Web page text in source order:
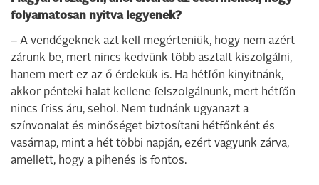
folyamatosan nyitva legyenek?
– A vendégeknek azt kell megérteniük, hogy nem azért
zárunk be, mert nincs kedvünk több asztalt kiszolgálni,
hanem mert ez az ő érdekük is. Ha hétfőn kinyitnánk,
akkor pénteki halat kellene felszolgálnunk, mert hétfőn
nincs friss áru, sehol. Nem tudnánk ugyanazt a
színvonalat és minőséget biztosítani hétfőnként és
vasárnap, mint a hét többi napján, ezért vagyunk zárva,
amellett, hogy a pihenés is fontos.